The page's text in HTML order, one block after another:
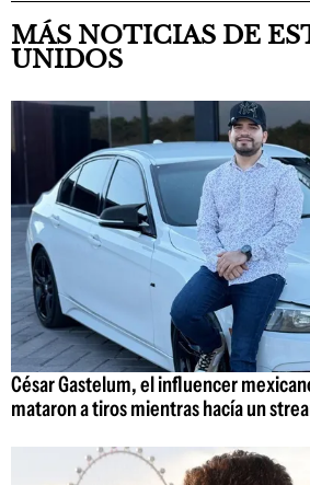
MÁS NOTICIAS DE
UNIDOS
César Gastelum, el influencer
mataron a tiros mientras hacía un